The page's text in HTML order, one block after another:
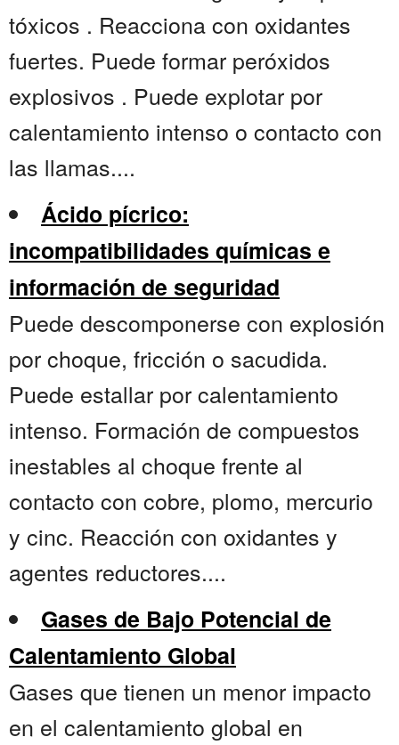
tóxicos . Reacciona con oxidantes
fuertes. Puede formar peróxidos
explosivos . Puede explotar por
calentamiento intenso o contacto con
las llamas....
Ácido pícrico:
incompatibilidades químicas e
información de seguridad
Puede descomponerse con explosión
por choque, fricción o sacudida.
Puede estallar por calentamiento
intenso. Formación de compuestos
inestables al choque frente al
contacto con cobre, plomo, mercurio
y cinc. Reacción con oxidantes y
agentes reductores....
Gases de Bajo Potencial de
Calentamiento Global
Gases que tienen un menor impacto
en el calentamiento global en